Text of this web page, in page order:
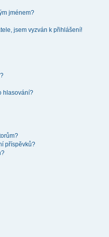
jménem?
jsem vyzván k přihlášení!
hlasování?
příspěvků?